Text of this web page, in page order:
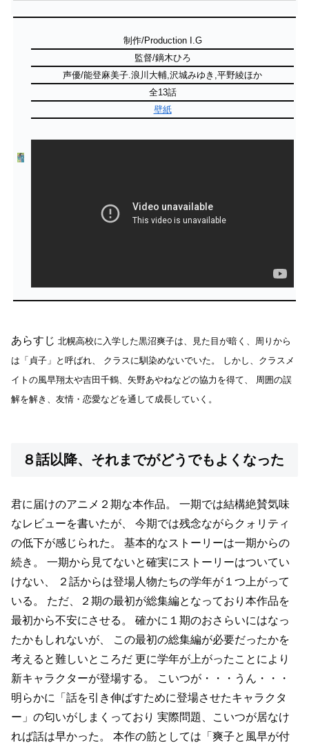
制作/Production I.G
監督/鏑木ひろ
声優/能登麻美子.浪川大輔,沢城みゆき,平野綾ほか
全13話
壁紙
あらすじ 北幌高校に入学した黒沼爽子は、見た目が暗く、周りから
は「貞子」と呼ばれ、
クラスに馴染めないでいた。
しかし、クラスメ
イトの風早翔太や吉田千鶴、矢野あやねなどの協力を得て、
周囲の誤
解を解き、友情・恋愛などを通して成長していく。
８話以降、それまでがどうでもよくなった
君に届けのアニメ２期な本作品。
一期では結構絶賛気味
なレビューを書いたが、
今期では残念ながらクォリティ
の低下が感じられた。
基本的なストーリーは一期からの
続き。
一期から見てないと確実にストーリーはついてい
けない、
２話からは登場人物たちの学年が１つ上がって
いる。
ただ、２期の最初が総集編となっており本作品を
最初から不安にさせる。
確かに１期のおさらいにはなっ
たかもしれないが、
この最初の総集編が必要だったかを
考えると難しいところだ 更に学年が上がったことにより
新キャラクターが登場する。
こいつが・・・うん・・・
明らかに「話を引き伸ばすために登場させたキャラクタ
ー」の匂いがしまくっており 実際問題、こいつが居なけ
れば話は早かった。
本作の筋としては「爽子と風早が付